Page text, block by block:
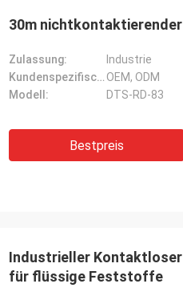
30m
Zulassung:
Industrie
Kundenspezifische Unterstützung: OEM, ODM
Modell:
DTS-RD-83
Bestpreis
Industrieller Kontaktloser
für flüssige Feststoffe